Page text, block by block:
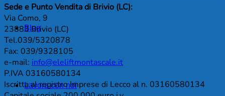
Blog
Lavora con noi
Sede e Punto Vendita di Brivio (LC):
Via Como, 9
23883 Brivio (LC)
Tel.039/5320878
Fax: 039/9328105
e-mail: info@eleliftmontascale.it
P.IVA 03160580134
Iscritta al registro Imprese di Lecco al n. 03160580134